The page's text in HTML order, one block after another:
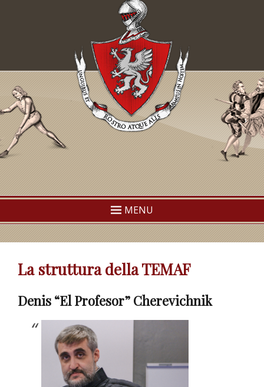
TEMAF
Traditional European Martial Arts Federation
MENU
La struttura della TEMAF
Denis “El Profesor” Cherevichnik